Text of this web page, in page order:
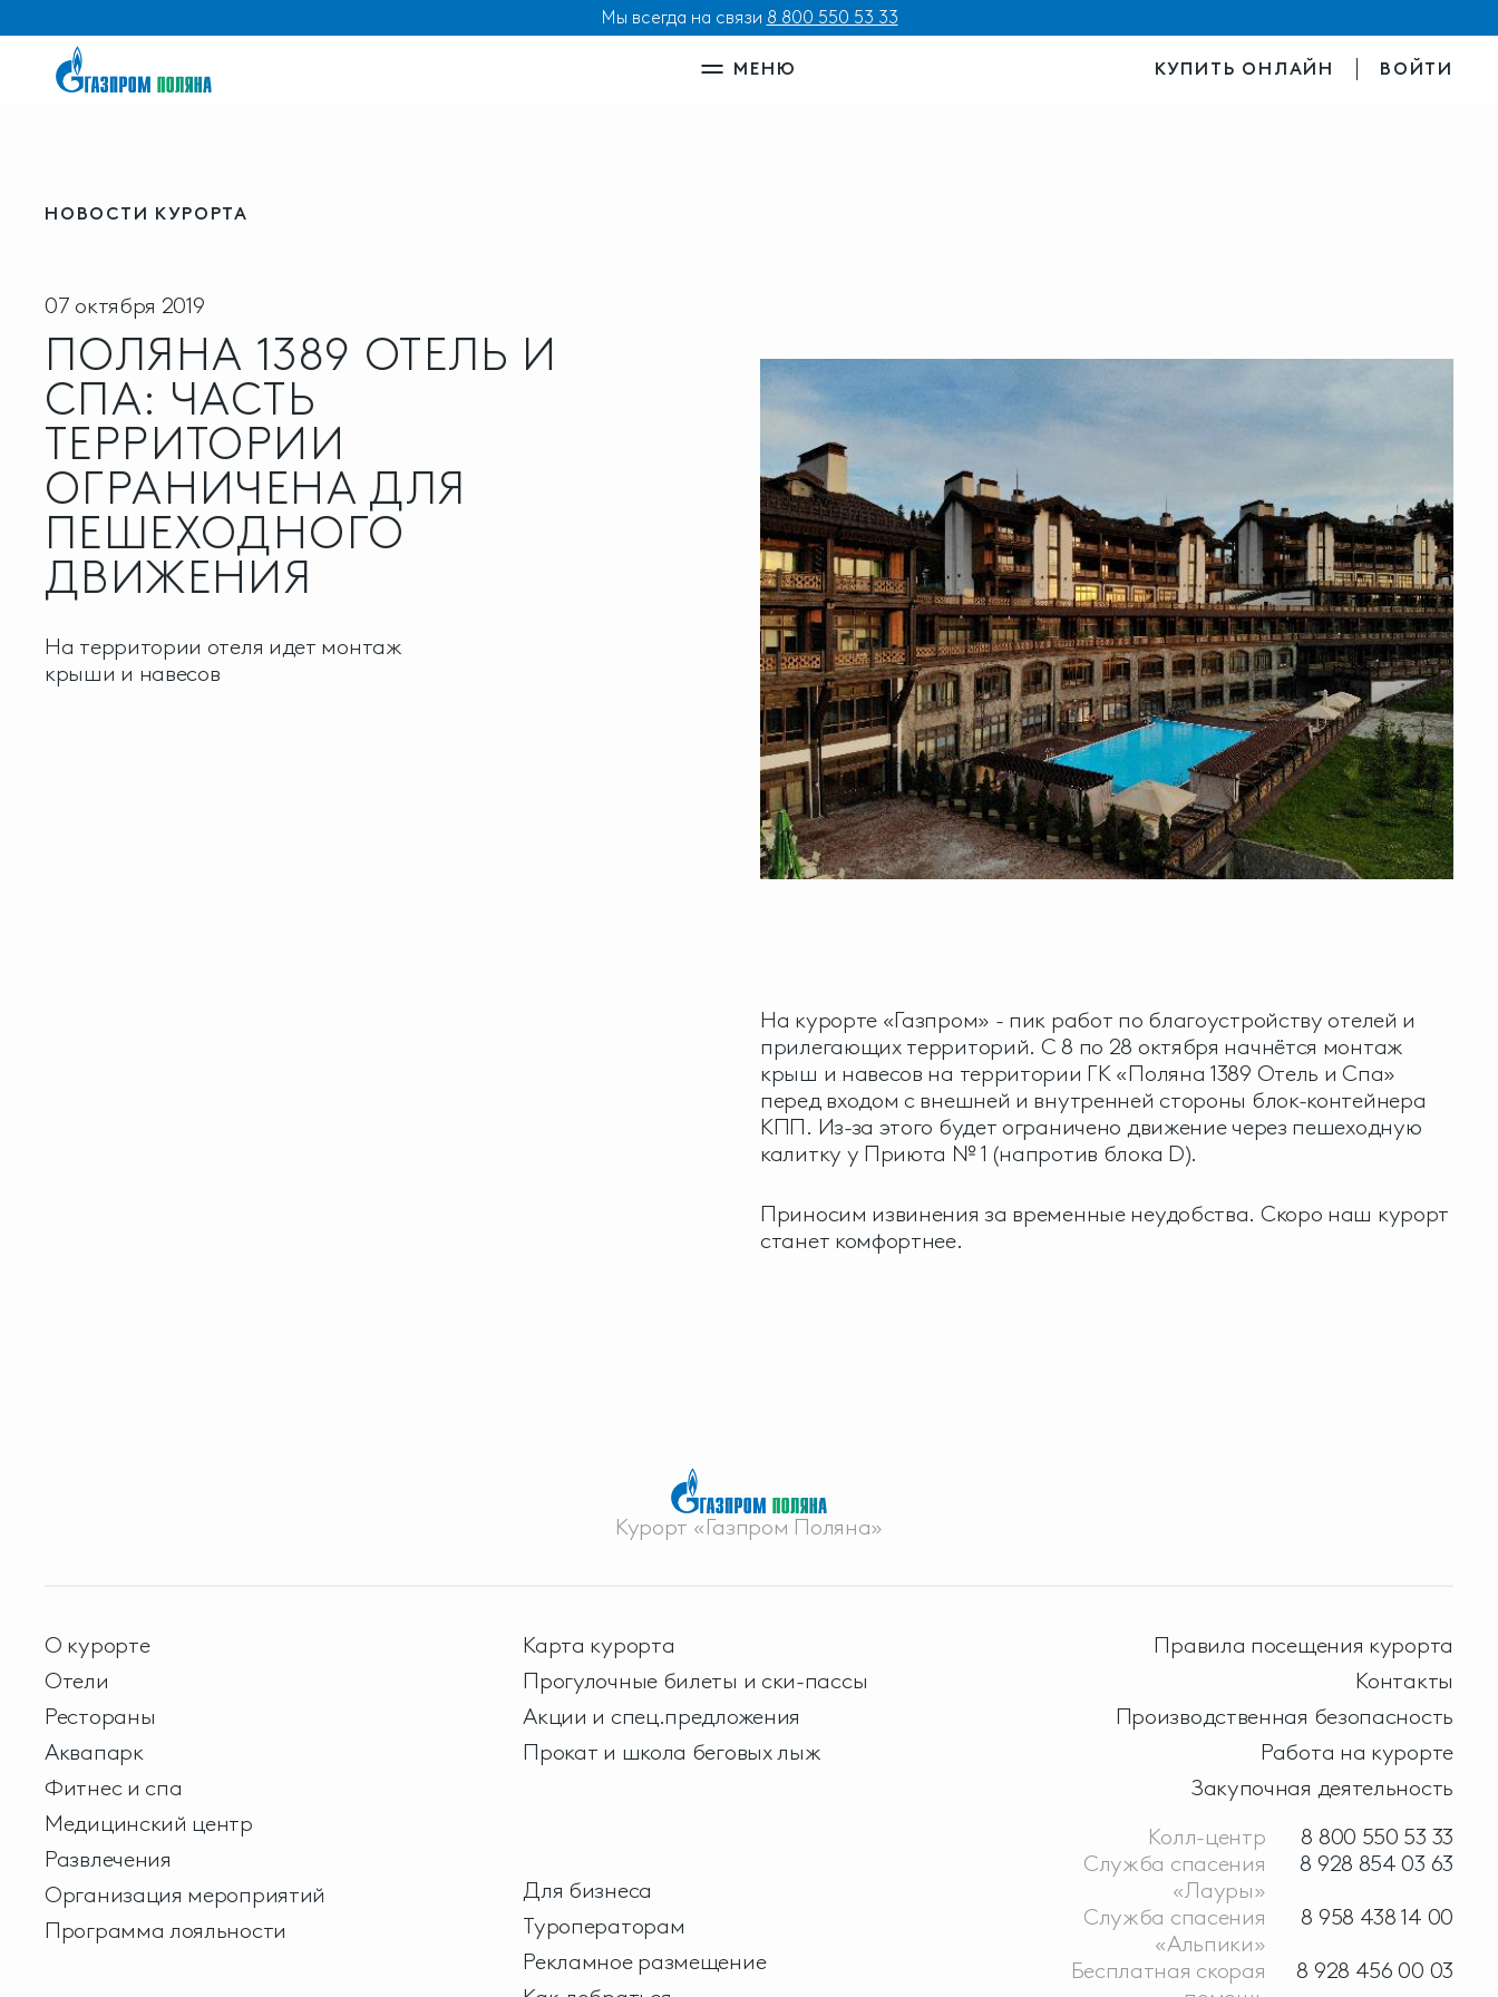
Мы всегда на связи 8 800 550 53 33
МЕНЮ КУПИТЬ ОНЛАЙН ВОЙТИ
НОВОСТИ КУРОРТА
07 октября 2019
ПОЛЯНА 1389 ОТЕЛЬ И
СПА: ЧАСТЬ
ТЕРРИТОРИИ
ОГРАНИЧЕНА ДЛЯ
ПЕШЕХОДНОГО
ДВИЖЕНИЯ
На территории отеля идет монтаж
крыши и навесов
На курорте «Газпром» - пик работ по благоустройству отелей и
прилегающих территорий. С 8 по 28 октября начнётся монтаж
крыш и навесов на территории ГК «Поляна 1389 Отель и Спа»
перед входом с внешней и внутренней стороны блок-контейнера
КПП. Из-за этого будет ограничено движение через пешеходную
калитку у Приюта № 1 (напротив блока D).
Приносим извинения за временные неудобства. Скоро наш курорт
станет комфортнее.
Курорт «Газпром Поляна»
О курорте
Отели
Рестораны
Аквапарк
Фитнес и спа
Медицинский центр
Развлечения
Организация мероприятий
Программа лояльности
Карта курорта
Прогулочные билеты и ски-пассы
Акции и спец.предложения
Прокат и школа беговых лыж
Для бизнеса
Туроператорам
Рекламное размещение
Правила посещения курорта
Контакты
Производственная безопасность
Работа на курорте
Закупочная деятельность
Колл-центр
8 800 550 53 33
Служба спасения
«Лауры»
8 928 854 03 63
Служба спасения
«Альпики»
8 958 438 14 00
Бесплатная скорая
8 928 456 00 03